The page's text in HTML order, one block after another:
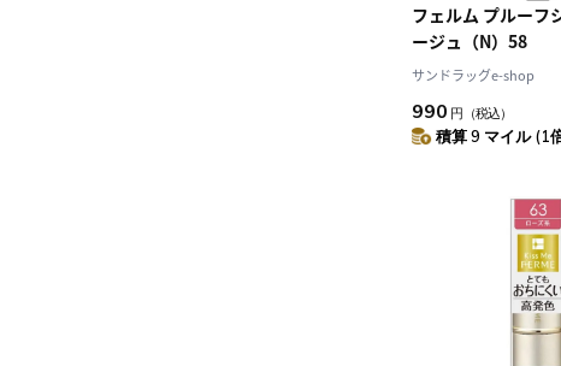
フェルム プルーフ
ージュ（N）58
サンドラッグe-shop
990 円 （税込）
積算 9 マイル (1